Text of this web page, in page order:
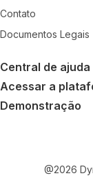
Contato
Documentos Legais
Central de ajuda
Acessar a
Demonstração
@2026